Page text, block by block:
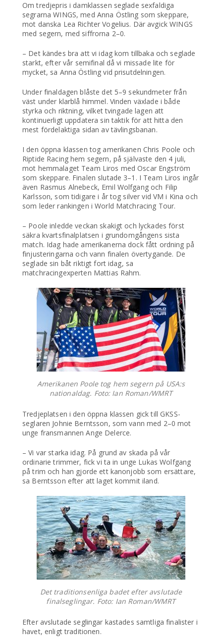
Om tredjepris i damklassen seglade sexfaldiga
segrarna WINGS, med Anna Östling som skeppare,
mot danska Lea Richter Vogelius. Där avgick WINGS
med segern, med siffrorna 2–0.
– Det kändes bra att vi idag kom tillbaka och seglade
starkt, efter vår semifinal då vi missade lite för
mycket, sa Anna Östling vid prisutdelningen.
Under finaldagen blåste det 5–9 sekundmeter från
väst under klarblå himmel. Vinden växlade i både
styrka och riktning, vilket tvingade lagen att
kontinuerligt uppdatera sin taktik för att hitta den
mest fördelaktiga sidan av tävlingsbanan.
I den öppna klassen tog amerikanen Chris Poole och
Riptide Racing hem segern, på självaste den 4 juli,
mot hemmalaget Team Liros med Oscar Engström
som skeppare. Finalen slutade 3–1. I Team Liros ingår
även Rasmus Alnebeck, Emil Wolfgang och Filip
Karlsson, som tidigare i år tog silver vid VM i Kina och
som leder rankingen i World Matchracing Tour.
– Poole inledde veckan skakigt och lyckades först
säkra kvartsfinalplatsen i grundomgångens sista
match. Idag hade amerikanerna dock fått ordning på
finjusteringarna och vann finalen övertygande. De
seglade sin båt riktigt fort idag, sa
matchracingexperten Mattias Rahm.
Amerikanen Poole tog hem segern på USA:s
nationaldag. Foto: Ian Roman/WMRT
Tredjeplatsen i den öppna klassen gick till GKSS-
seglaren Johnie Berntsson, som vann med 2–0 mot
unge fransmannen Ange Delerce.
– Vi var starka idag. På grund av skada på vår
ordinarie trimmer, fick vi ta in unge Lukas Wolfgang
på trim och han gjorde ett kanonjobb som ersättare,
sa Berntsson efter att laget kommit iland.
Det traditionsenliga badet efter avslutade
finalseglingar. Foto: Ian Roman/WMRT
Efter avslutade seglingar kastades samtliga finalister i
havet, enligt traditionen.